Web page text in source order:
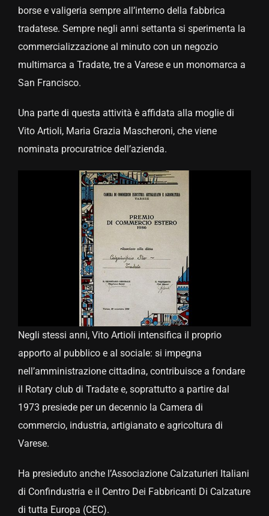
borse e valigeria sempre all’interno della fabbrica
tradatese. Sempre negli anni settanta si sperimenta la
commercializzazione al minuto con un negozio
multimarca a Tradate, tre a Varese e un monomarca a
San Francisco.
Una parte di questa attività è affidata alla moglie di
Vito Artioli, Maria Grazia Mascheroni, che viene
nominata procuratrice dell’azienda.
Negli stessi anni, Vito Artioli intensifica il proprio
apporto al pubblico e al sociale: si impegna
nell’amministrazione cittadina, contribuisce a fondare
il Rotary club di Tradate e, soprattutto a partire dal
1973 presiede per un decennio la Camera di
commercio, industria, artigianato e agricoltura di
Varese.
Ha presieduto anche l’Associazione Calzaturieri Italiani
di Confindustria e il Centro Dei Fabbricanti Di Calzature
di tutta Europa (CEC).